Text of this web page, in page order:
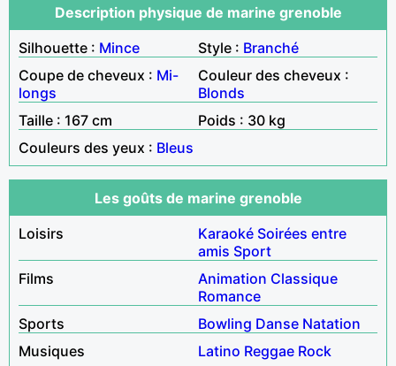
Description physique de marine grenoble
Silhouette : Mince Style : Branché
Coupe de cheveux : Mi-
longs
Couleur des cheveux :
Blonds
Taille : 167 cm
Poids : 30 kg
Couleurs des yeux : Bleus
Les goûts de marine grenoble
Loisirs
Karaoké Soirées entre
amis Sport
Films
Animation Classique
Romance
Sports
Bowling Danse Natation
Musiques
Latino Reggae Rock